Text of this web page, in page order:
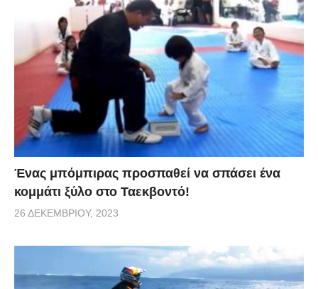
Ένας μπόμπιρας προσπαθεί να σπάσει ένα
κομμάτι ξύλο στο Ταεκβοντό!
26 ΔΕΚΕΜΒΡΊΟΥ, 2023